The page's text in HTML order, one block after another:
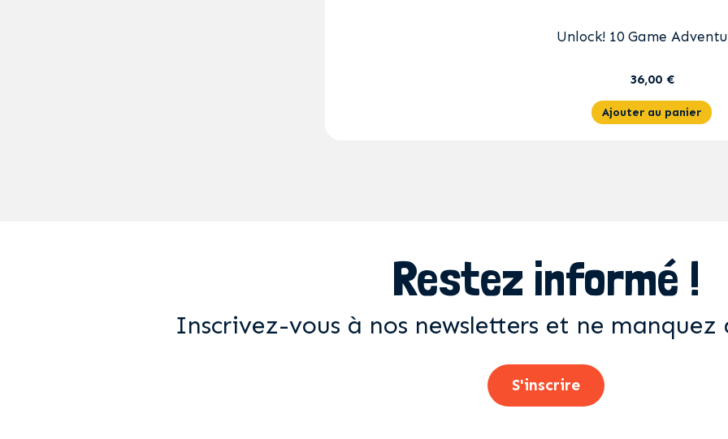
Unlock! 10 Game
36,00 €
Ajouter au panier
Restez informé !
Inscrivez-vous à nos newsletters et ne manquez
S'inscrire